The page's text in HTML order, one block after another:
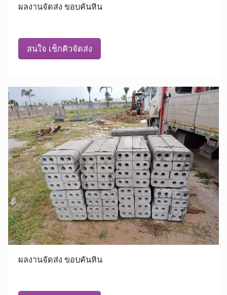
ผลงานจัดส่ง ขอบคันหิน
สนใจ เช็กคิวจัดส่ง
ผลงานจัดส่ง ขอบคันหิน